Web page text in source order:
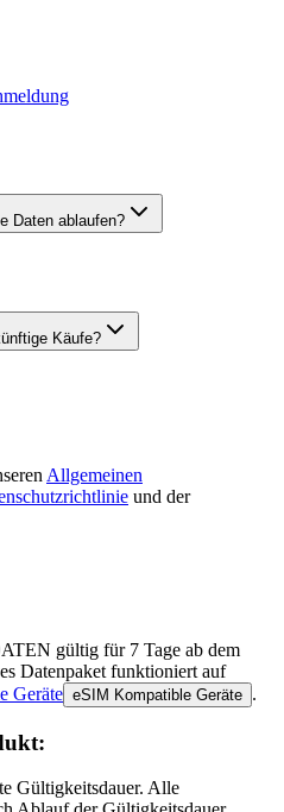
Daten ablaufen?
Käufe?
Allgemeinen
und der
gültig für 7 Tage ab dem
Datenpaket funktioniert auf
Geräte eSIM Kompatible Geräte .
Gültigkeitsdauer. Alle